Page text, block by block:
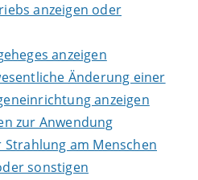
anzeigen oder
anzeigen
Änderung einer
anzeigen
zur Anwendung
am Menschen
sonstigen